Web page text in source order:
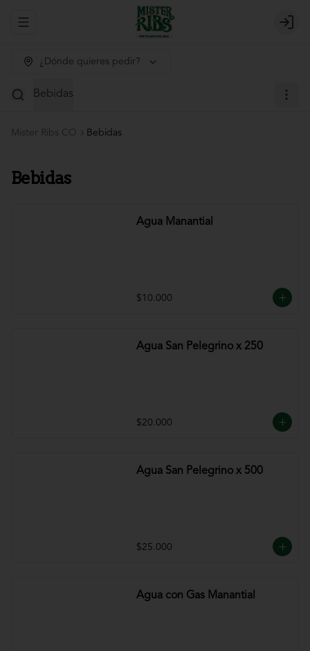
Abrir menu de navegación Login
¿Dónde quieres pedir?
Bebidas
Mister Ribs CO Bebidas
Bebidas
Agua Manantial
$10.000
Agua San Pelegrino x 250
$20.000
Agua San Pelegrino x 500
$25.000
Agua con Gas Manantial